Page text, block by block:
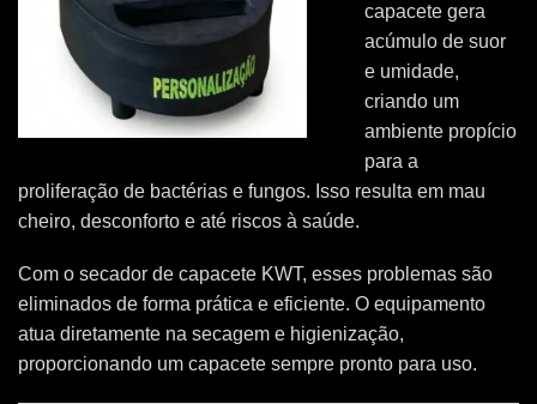
capacete gera
acúmulo de suor
e umidade,
criando um
ambiente propício
para a
proliferação de bactérias e fungos. Isso resulta em mau
cheiro, desconforto e até riscos à saúde.
Com o secador de capacete KWT, esses problemas são
eliminados de forma prática e eficiente. O equipamento
atua diretamente na secagem e higienização,
proporcionando um capacete sempre pronto para uso.